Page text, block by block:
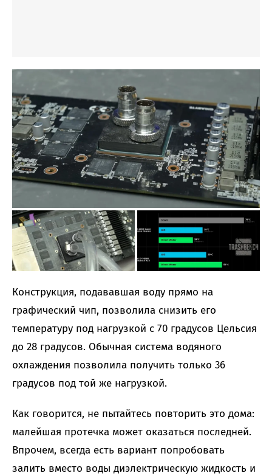
Конструкция, подававшая воду прямо на
графический чип, позволила снизить его
температуру под нагрузкой с 70 градусов Цельсия
до 28 градусов. Обычная система водяного
охлаждения позволила получить только 36
градусов под той же нагрузкой.
Как говорится, не пытайтесь повторить это дома:
малейшая протечка может оказаться последней.
Впрочем, всегда есть вариант попробовать
залить вместо воды диэлектрическую жидкость и